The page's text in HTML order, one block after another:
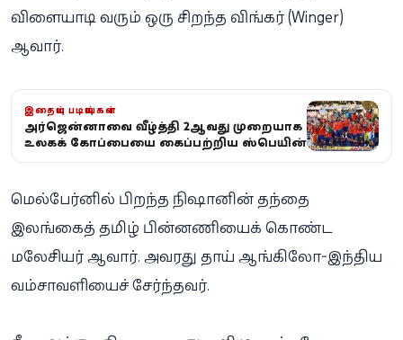
விளையாடி வரும் ஒரு சிறந்த விங்கர் (Winger)
ஆவார்.
இதையும் படியுங்கள்
அர்ஜென்டினாவை வீழ்த்தி 2ஆவது முறையாக
உலகக் கோப்பையை கைப்பற்றிய ஸ்பெயின்
மெல்பேர்னில் பிறந்த நிஷானின் தந்தை
இலங்கைத் தமிழ் பின்னணியைக் கொண்ட
மலேசியர் ஆவார். அவரது தாய் ஆங்கிலோ-இந்திய
வம்சாவளியைச் சேர்ந்தவர்.